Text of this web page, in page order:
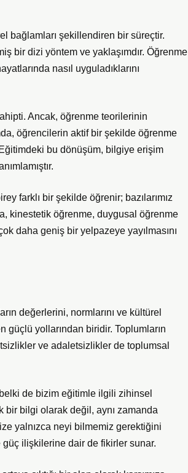
bağlamları şekillendiren bir süreçtir.
bir dizi yöntem ve yaklaşımdır. Öğrenme
nasıl uyguladıklarını
Ancak, öğrenme teorilerinin
öğrencilerin aktif bir şekilde öğrenme
bu dönüşüm, bilgiye erişim
farklı bir şekilde öğrenir; bazılarımız
kinestetik öğrenme, duygusal öğrenme
daha geniş bir yelpazeye yayılmasını
değerlerini, normlarını ve kültürel
güçlü yollarından biridir. Toplumların
ve adaletsizlikler de toplumsal
belki de bizim eğitimle ilgili zihinsel
bir bilgi olarak değil, aynı zamanda
yalnızca neyi bilmemiz gerektiğini
ilişkilerine dair de fikirler sunar.